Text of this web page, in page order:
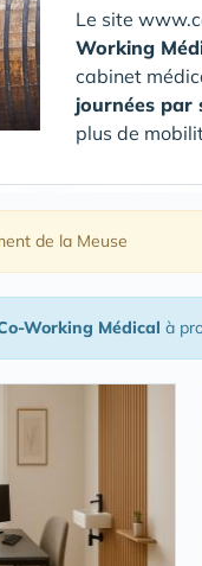
Le site
Working
cabinet
journées par
plus de
de la Meuse
Working Médical à